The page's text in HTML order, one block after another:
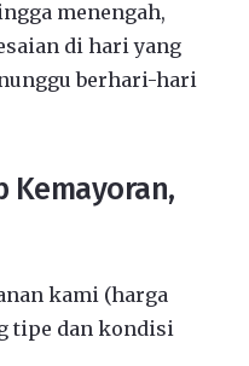
menengah,
di hari yang
berhari-hari
Kemayoran,
kami (harga
tipe dan kondisi